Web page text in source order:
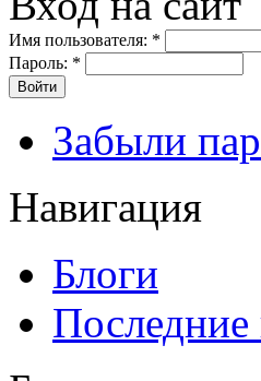
Имя пользователя: *
Пароль: *
Забыли
Навигация
Блоги
Последние